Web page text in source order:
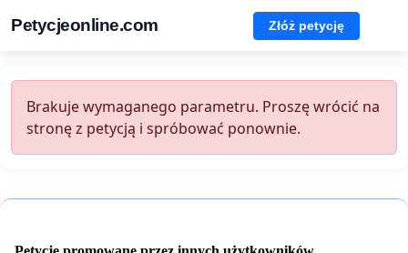
Petycjeonline.com Złóż petycję
Brakuje wymaganego parametru. Proszę wrócić na
stronę z petycją i spróbować ponownie.